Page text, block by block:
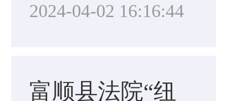
2024-04-02 16:16:44
富顺县法院“纽